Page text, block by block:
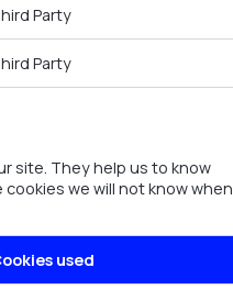
Party
Party
site. They help us to know
we will not know when
used